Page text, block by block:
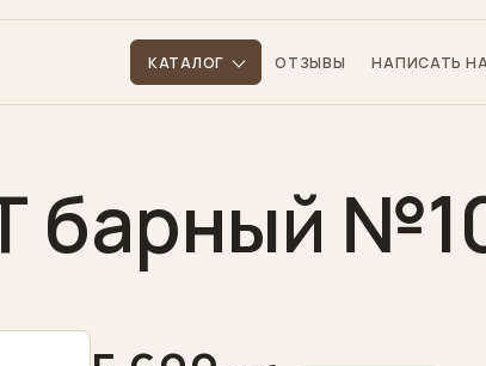
КАТАЛОГ ОТЗЫВЫ НАПИСАТЬ
барный